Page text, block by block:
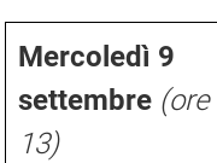
Mercoledì 9
settembre (ore
13)